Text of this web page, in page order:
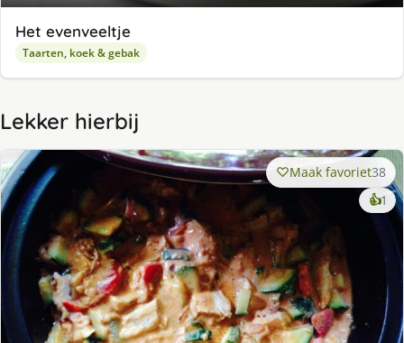
Het evenveeltje
Taarten, koek & gebak
Lekker hierbij
Maak favoriet38
👍1